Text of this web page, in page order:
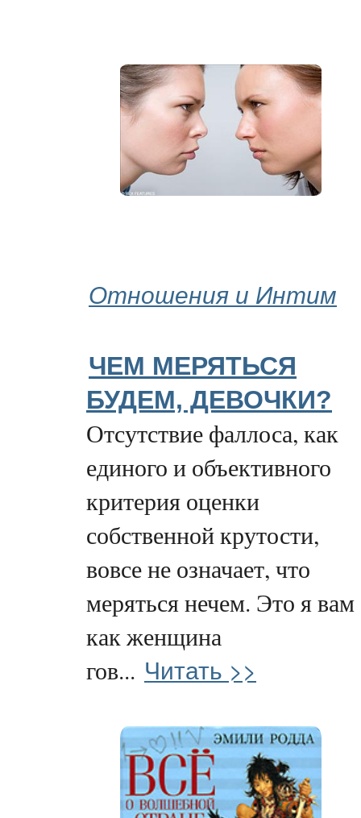
Отношения и Интим
ЧЕМ МЕРЯТЬСЯ
БУДЕМ, ДЕВОЧКИ?
Отсутствие фаллоса, как
единого и объективного
критерия оценки
собственной крутости,
вовсе не означает, что
меряться нечем. Это я вам
как женщина
гов... Читать >>